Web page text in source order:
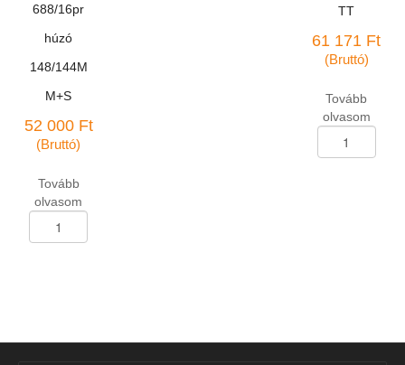
688/16pr
húzó
148/144M
M+S
52 000 Ft
(Bruttó)
Tovább
olvasom
húzó
TT
61 171 Ft
(Bruttó)
Tovább
olvasom